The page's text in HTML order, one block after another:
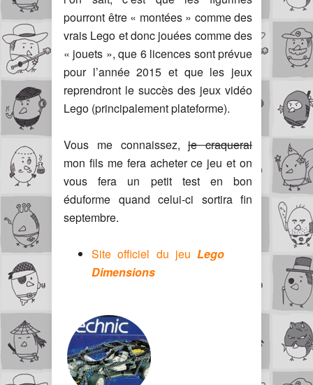
pourront être « montées » comme des
vrais Lego et donc jouées comme des
« jouets », que 6 licences sont prévue
pour l’année 2015 et que les jeux
reprendront le succès des jeux vidéo
Lego (principalement plateforme).
Vous me connaissez,je craquerai
mon fils me fera acheter ce jeu et on
vous fera un petit test en bon
éduforme quand celui-ci sortira fin
septembre.
Site officiel du jeu Lego
Dimensions